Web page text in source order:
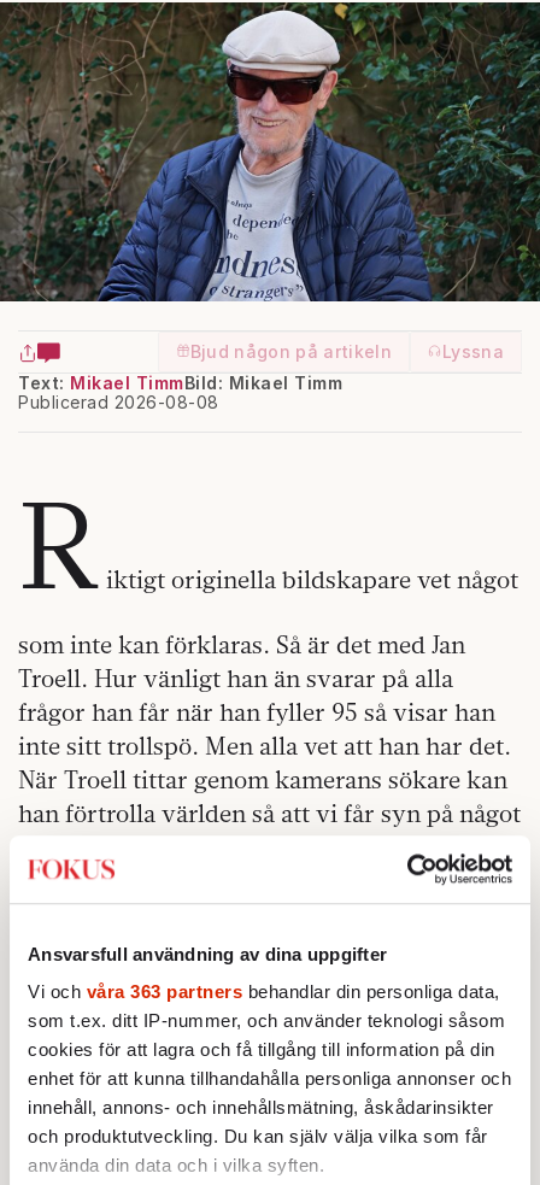
Ansvarsfull användning av dina uppgifter
Vi och våra 363 partners behandlar din personliga data,
som t.ex. ditt IP-nummer, och använder teknologi såsom
cookies för att lagra och få tillgång till information på din
enhet för att kunna tillhandahålla personliga annonser och
innehåll, annons- och innehållsmätning, åskådarinsikter
och produktutveckling. Du kan själv välja vilka som får
använda din data och i vilka syften.
Bjud någon på artikeln
Lyssna
Text: Mikael Timm
Publicerad 2026-08-08
Bild: Mikael Timm
R iktigt originella bildskapare vet något
som inte kan förklaras. Så är det med Jan
Troell. Hur vänligt han än svarar på alla
frågor han får när han fyller 95 så visar han
inte sitt trollspö. Men alla vet att han har det.
När Troell tittar genom kamerans sökare kan
han förtrolla världen så att vi får syn på något
magiskt. Nu, på väg mot sitt eget sekelskifte,
är han i färd med att göra en dokumentärfilm
och drömsk på samma gång:Det var en gång
ett nu .
Marcel Proust hade nickat instämmande. Men
upphovsmännens syn på tiden skiljer sig åt.
Proust ville låsa fast det förflutna med så stor
precision som möjligt. Jan Troell vill visa oss
gränsen mellan då och nu, hans film utspelas